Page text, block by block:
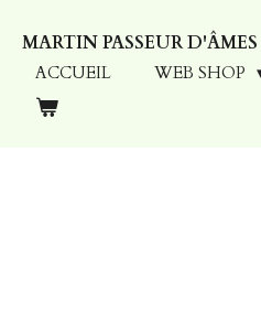
au
contenu
principal
MARTIN PASSEUR D'ÂMES
ACCUEIL WEB SHOP